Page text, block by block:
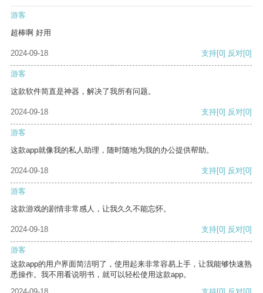
游客
超棒啊 好用
2024-09-18 支持[0] 反对[0]
游客
这款软件简直是神器，解决了我所有问题。
2024-09-18 支持[0] 反对[0]
游客
这款app就像我的私人助理，随时随地为我的办公提供帮助。
2024-09-18 支持[0] 反对[0]
游客
这款游戏的剧情非常感人，让我久久不能忘怀。
2024-09-18 支持[0] 反对[0]
游客
这款app的用户界面简洁明了，使用起来非常容易上手，让我能够快速熟
悉操作。我不用看说明书，就可以轻松使用这款app。